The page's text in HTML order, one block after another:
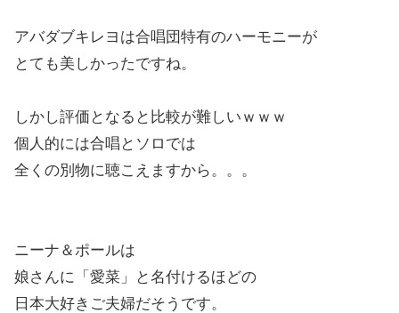
アバダブキレヨは合唱団特有のハーモニーが
とても美しかったですね。
しかし評価となると比較が難しいｗｗｗ
個人的には合唱とソロでは
全くの別物に聴こえますから。。。
ニーナ＆ポールは
娘さんに「愛菜」と名付けるほどの
日本大好きご夫婦だそうです。